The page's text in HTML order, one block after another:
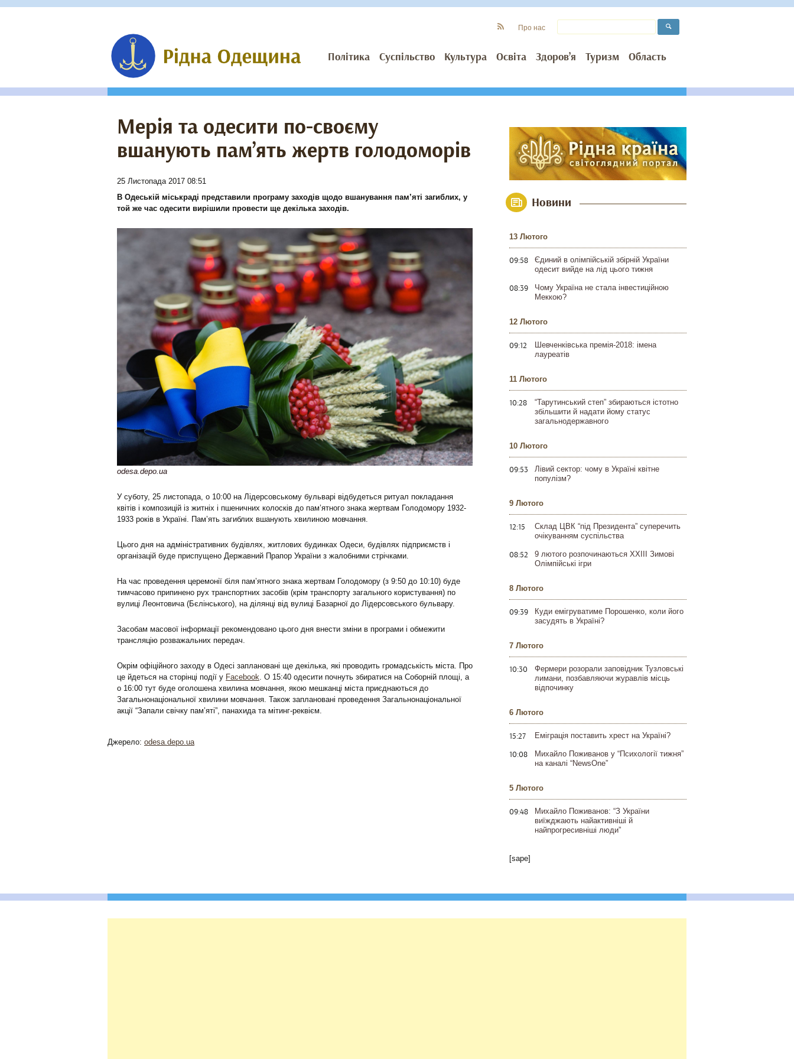
Політика Суспільство Культура Освіта Здоров’я Туризм Область
Про нас
Мерія та одесити по-своєму
вшанують пам’ять жертв голодоморів
25 Листопада 2017 08:51
В Одеській міськраді представили програму заходів щодо вшанування пам’яті загиблих, у
той же час одесити вирішили провести ще декілька заходів.
odesa.depo.ua
У суботу, 25 листопада, о 10:00 на Лідерсовському бульварі відбудеться ритуал покладання
квітів і композицій із житніх і пшеничних колосків до пам’ятного знака жертвам Голодомору 1932-
1933 років в Україні. Пам’ять загиблих вшанують хвилиною мовчання.
Цього дня на адміністративних будівлях, житлових будинках Одеси, будівлях підприємств і
організацій буде приспущено Державний Прапор України з жалобними стрічками.
На час проведення церемонії біля пам’ятного знака жертвам Голодомору (з 9:50 до 10:10) буде
тимчасово припинено рух транспортних засобів (крім транспорту загального користування) по
вулиці Леонтовича (Бєлінського), на ділянці від вулиці Базарної до Лідерсовського бульвару.
Засобам масової інформації рекомендовано цього дня внести зміни в програми і обмежити
трансляцію розважальних передач.
Окрім офіційного заходу в Одесі заплановані ще декілька, які проводить громадськість міста. Про
це йдеться на сторінці події у Facebook . О 15:40 одесити почнуть збиратися на Соборній площі, а
о 16:00 тут буде оголошена хвилина мовчання, якою мешканці міста приєднаються до
Загальнонаціональної хвилини мовчання. Також заплановані проведення Загальнонаціональної
акції “Запали свічку пам’яті”, панахида та мітинг-реквієм.
Джерело: odesa.depo.ua
Новини
13 Лютого
09:58
Єдиний в олімпійській збірній України
одесит вийде на лід цього тижня
08:39
Чому Україна не стала інвестиційною
Меккою?
12 Лютого
09:12
Шевченківська премія-2018: імена
лауреатів
11 Лютого
10:28
“Тарутинський степ” збираються істотно
збільшити й надати йому статус
загальнодержавного
10 Лютого
09:53
Лівий сектор: чому в Україні квітне
популізм?
9 Лютого
12:15
Склад ЦВК “під Президента” суперечить
очікуванням суспільства
08:52
9 лютого розпочинаються XXIII Зимові
Олімпійські ігри
8 Лютого
09:39
Куди емігруватиме Порошенко, коли його
засудять в Україні?
7 Лютого
10:30
Фермери розорали заповідник Тузловські
лимани, позбавляючи журавлів місць
відпочинку
6 Лютого
15:27 Еміграція поставить хрест на Україні?
10:08
Михайло Поживанов у “Психології тижня”
на каналі “NewsOne”
5 Лютого
09:48
Михайло Поживанов: “З України
виїжджають найактивніші й
найпрогресивніші люди”
[sape]